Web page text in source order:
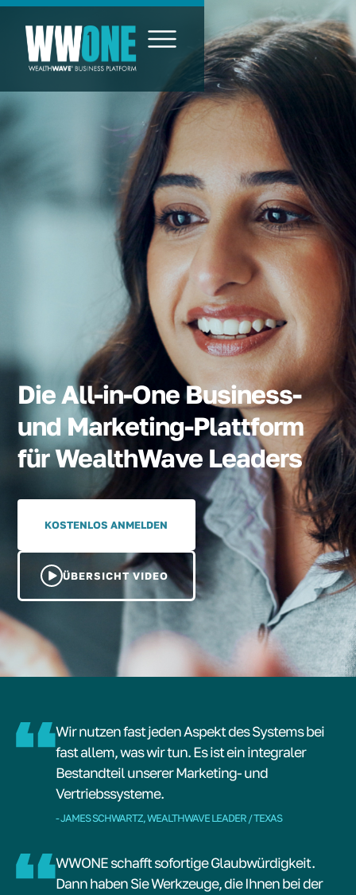
Die All-in-One Business-
und Marketing-Plattform
für WealthWave Leaders
KOSTENLOS ANMELDEN
ÜBERSICHT VIDEO
Wir nutzen fast jeden Aspekt des Systems bei
fast allem, was wir tun. Es ist ein integraler
Bestandteil unserer Marketing- und
Vertriebssysteme.
- JAMES SCHWARTZ, WEALTHWAVE LEADER / TEXAS
WWONE schafft sofortige Glaubwürdigkeit.
Dann haben Sie Werkzeuge, die Ihnen bei der